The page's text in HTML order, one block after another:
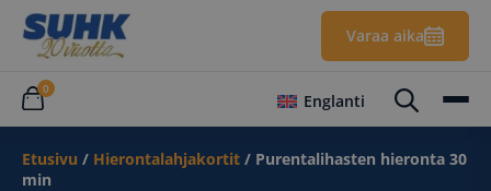
Varaa aika
0
Englanti
Etusivu / Hierontalahjakortit / Purentalihasten hieronta 30
min